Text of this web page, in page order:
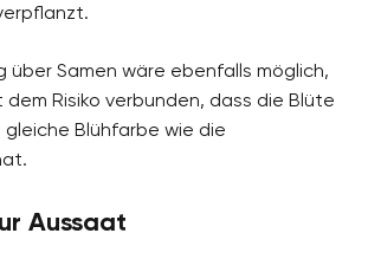
über Samen wäre ebenfalls möglich,
Risiko verbunden, dass die Blüte
Blühfarbe wie die
Aussaat